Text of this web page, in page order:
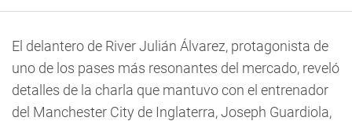
El delantero de River Julián Álvarez, protagonista de
uno de los pases más resonantes del mercado, reveló
detalles de la charla que mantuvo con el entrenador
del Manchester City de Inglaterra, Joseph Guardiola,